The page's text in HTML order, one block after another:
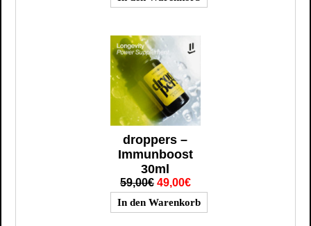
droppers –
Immunboost
30ml
59,00€ 49,00€